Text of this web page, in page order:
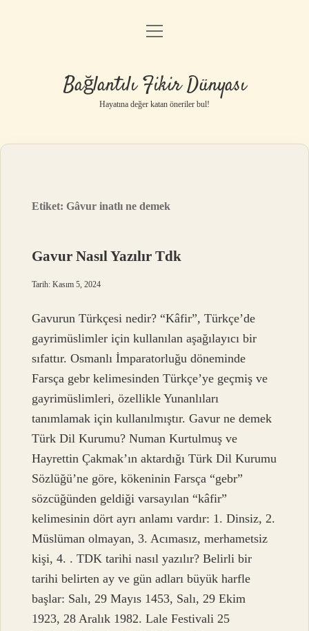
Anasayfa
Yasal Uyarı
menüyü
Bağlantılı Fikir Dünyası
Hayatına değer katan öneriler bul!
Etiket:Gâvur inatlı ne demek
Gavur Nasıl Yazılır Tdk
Tarih: Kasım 5, 2024
Gavurun Türkçesi nedir? “Kâfir”, Türkçe’de
gayrimüslimler için kullanılan aşağılayıcı bir
sıfattır. Osmanlı İmparatorluğu döneminde
Farsça gebr kelimesinden Türkçe’ye geçmiş ve
gayrimüslimleri, özellikle Yunanlıları
tanımlamak için kullanılmıştır. Gavur ne demek
Türk Dil Kurumu? Numan Kurtulmuş ve
Hayrettin Çakmak’ın aktardığı Türk Dil Kurumu
Sözlüğü’ne göre, kökeninin Farsça “gebr”
sözcüğünden geldiği varsayılan “kâfir”
kelimesinin dört ayrı anlamı vardır: 1. Dinsiz, 2.
Müslüman olmayan, 3. Acımasız, merhametsiz
kişi, 4. . TDK tarihi nasıl yazılır? Belirli bir
tarihi belirten ay ve gün adları büyük harfle
başlar: Salı, 29 Mayıs 1453, Salı, 29 Ekim
1923, 28 Aralık 1982. Lale Festivali 25